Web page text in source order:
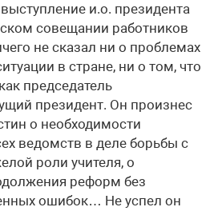
и.о. президента
совещании работников
не сказал ни о проблемах
в стране, ни о том, что
председатель
президент. Он произнес
о необходимости
ведомств в деле борьбы с
роли учителя, о
реформ без
ошибок… Не успел он